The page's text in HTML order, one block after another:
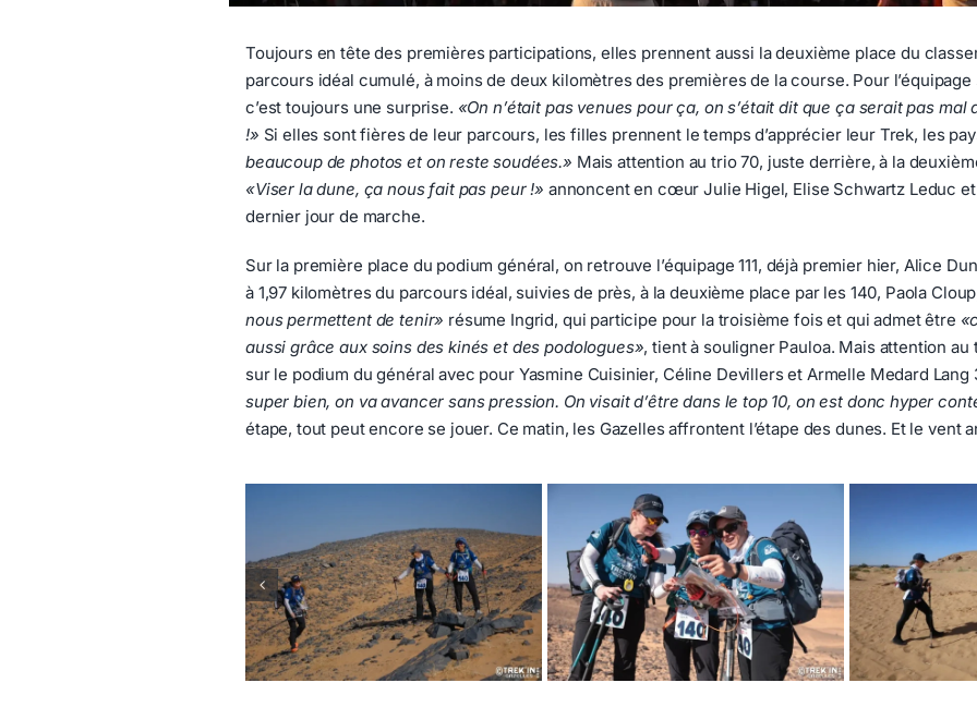
Toujours en tête des premières participations, elles prennent aussi la deuxième place du
parcours idéal cumulé, à moins de deux kilomètres des premières de la course. Pour
c’est toujours une surprise. «On n’était pas venues pour ça, on s’était dit que ça serait pas
!» Si elles sont fières de leur parcours, les filles prennent le temps d’apprécier leur Trek, les
beaucoup de photos et on reste soudées.» Mais attention au trio 70, juste derrière, à la
«Viser la dune, ça nous fait pas peur !» annoncent en cœur Julie Higel, Elise Schwartz Leduc
dernier jour de marche.
Sur la première place du podium général, on retrouve l’équipage 111, déjà premier hier, Alice
à 1,97 kilomètres du parcours idéal, suivies de près, à la deuxième place par les 140, Paola
nous permettent de tenir» résume Ingrid, qui participe pour la troisième fois et qui admet être
aussi grâce aux soins des kinés et des podologues», tient à souligner Pauloa. Mais attention
sur le podium du général avec pour Yasmine Cuisinier, Céline Devillers et Armelle Medard
super bien, on va avancer sans pression. On visait d’être dans le top 10, on est donc hyper
étape, tout peut encore se jouer. Ce matin, les Gazelles affrontent l’étape des dunes. Et le